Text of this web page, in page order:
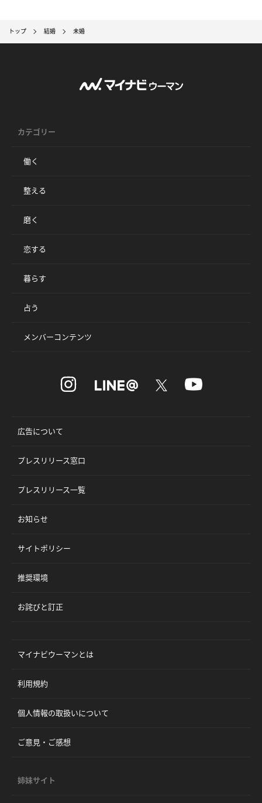
トップ 結婚 未婚
カテゴリー
働く
整える
磨く
恋する
暮らす
占う
メンバーコンテンツ
広告について
プレスリリース窓口
プレスリリース一覧
お知らせ
サイトポリシー
推奨環境
お詫びと訂正
マイナビウーマンとは
利用規約
個人情報の取扱いについて
ご意見・ご感想
姉妹サイト